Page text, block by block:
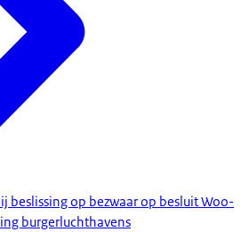
beslissing op bezwaar op besluit Woo-
burgerluchthavens